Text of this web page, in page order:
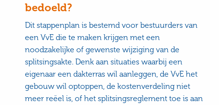
bedoeld?
Dit stappenplan is bestemd voor bestuurders van
een VvE die te maken krijgen met een
noodzakelijke of gewenste wijziging van de
splitsingsakte. Denk aan situaties waarbij een
eigenaar een dakterras wil aanleggen, de VvE het
gebouw wil optoppen, de kostenverdeling niet
meer reëel is, of het splitsingsreglement toe is aan